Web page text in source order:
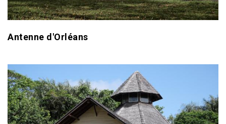
Antenne d'Orléans